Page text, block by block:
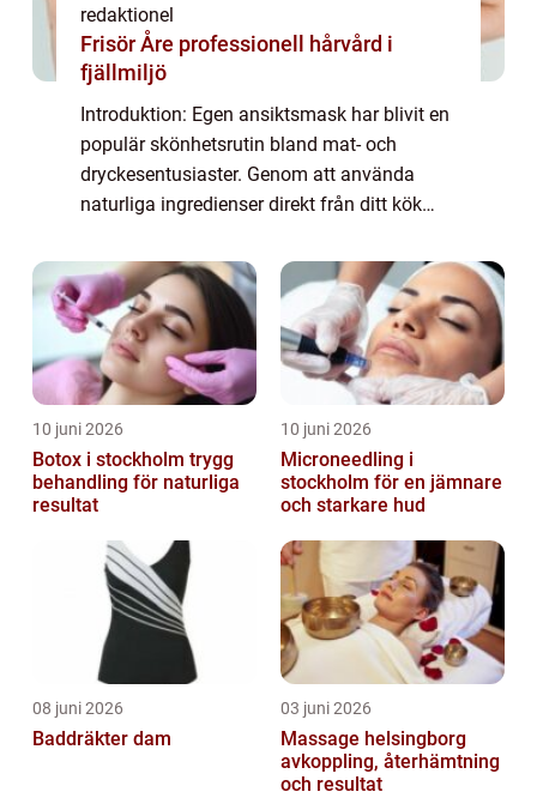
redaktionel
Frisör Åre professionell hårvård i
fjällmiljö
Introduktion: Egen ansiktsmask har blivit en
populär skönhetsrutin bland mat- och
dryckesentusiaster. Genom att använda
naturliga ingredienser direkt från ditt kök
utseende på ett naturligt sätt. I denna ar...
10 juni 2026
Botox i stockholm trygg
behandling för naturliga
resultat
10 juni 2026
Microneedling i
stockholm för en jämnare
och starkare hud
08 juni 2026
Baddräkter dam
03 juni 2026
Massage helsingborg
avkoppling, återhämtning
och resultat